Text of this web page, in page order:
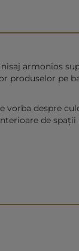
armonios
produselor pe
vorba despre
de spații